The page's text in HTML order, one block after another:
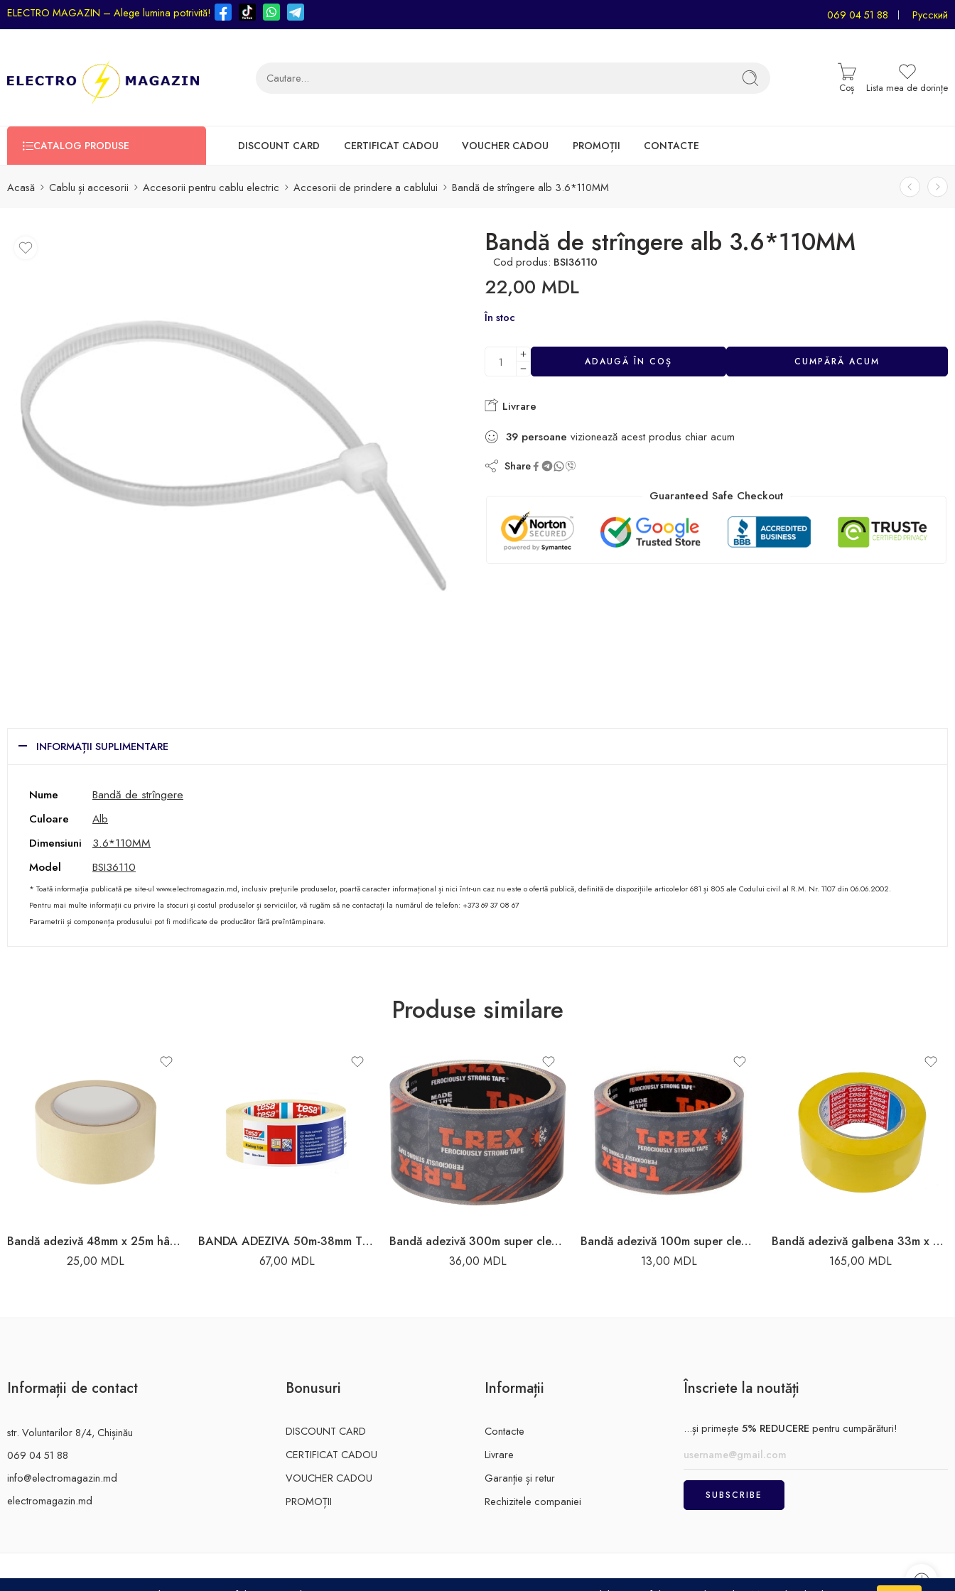
ELECTRO MAGAZIN – Alege lumina potrivită! 069 04 51 88 Русский
Coș Lista mea de dorințe
CATALOG PRODUSE DISCOUNT CARD CERTIFICAT CADOU VOUCHER CADOU PROMOȚII CONTACTE
Acasă Cablu și accesorii Accesorii pentru cablu electric Accesorii de prindere a cablului Bandă de strîngere alb 3.6*110MM
Bandă de strîngere alb 3.6*110MM
Cod produs: BSI36110
22,00 MDL
În stoc
ADAUGĂ ÎN COȘ CUMPĂRĂ ACUM
Livrare
39 persoane vizionează acest produs chiar acum
Share
Guaranteed Safe Checkout
INFORMAȚII SUPLIMENTARE
Nume
Bandă de strîngere
Culoare
Alb
Dimensiuni
3.6*110MM
Model
BSI36110
* Toată informația publicată pe site-ul www.electromagazin.md, inclusiv prețurile produselor, poartă caracter informațional și nici într-un caz nu este o ofertă publică, definită de dispozițiile articolelor 681 și 805 ale Codului civil al R.M. Nr. 1107 din 06.06.2002.
Pentru mai multe informații cu privire la stocuri și costul produselor și serviciilor, vă rugăm să ne contactați la numărul de telefon: +373 69 37 08 67
Parametrii și componența produsului pot fi modificate de producător fără preîntâmpinare.
Produse similare
Bandă adezivă 48mm x 25m hârtie Toya
25,00 MDL
BANDA ADEZIVA 50m-38mm TESSA
67,00 MDL
Bandă adezivă 300m super clear REX
36,00 MDL
Bandă adezivă 100m super clear REX
13,00 MDL
Bandă adezivă galbena 33m x 50mm Tesa
165,00 MDL
Informații de contact
str. Voluntarilor 8/4, Chișinău
069 04 51 88
info@electromagazin.md
electromagazin.md
Bonusuri
DISCOUNT CARD
CERTIFICAT CADOU
VOUCHER CADOU
PROMOȚII
Informații
Contacte
Livrare
Garanție și retur
Rechizitele companiei
Înscriete la noutăți
...și primește 5% REDUCERE pentru cumpărături!
ELECTRO MAGAZIN SRL© 2026 Achitare Politică de confidențialitate Termeni și condiții